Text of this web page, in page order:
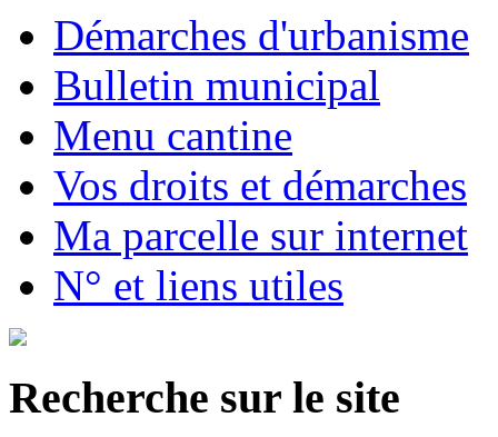
Démarches d'urbanisme
Bulletin municipal
Menu cantine
Vos droits et démarches
Ma parcelle sur internet
N° et liens utiles
Recherche sur le site